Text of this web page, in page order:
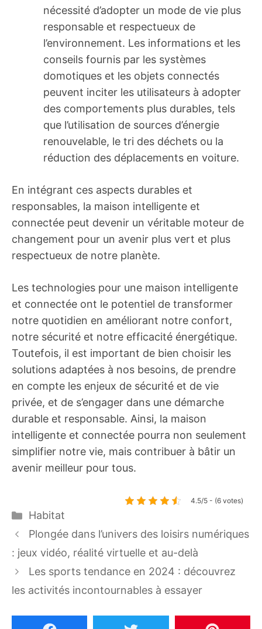
nécessité d’adopter un mode de vie plus
responsable et respectueux de
l’environnement. Les informations et les
conseils fournis par les systèmes
domotiques et les objets connectés
peuvent inciter les utilisateurs à adopter
des comportements plus durables, tels
que l’utilisation de sources d’énergie
renouvelable, le tri des déchets ou la
réduction des déplacements en voiture.
En intégrant ces aspects durables et
responsables, la maison intelligente et
connectée peut devenir un véritable moteur de
changement pour un avenir plus vert et plus
respectueux de notre planète.
Les technologies pour une maison intelligente
et connectée ont le potentiel de transformer
notre quotidien en améliorant notre confort,
notre sécurité et notre efficacité énergétique.
Toutefois, il est important de bien choisir les
solutions adaptées à nos besoins, de prendre
en compte les enjeux de sécurité et de vie
privée, et de s’engager dans une démarche
durable et responsable. Ainsi, la maison
intelligente et connectée pourra non seulement
simplifier notre vie, mais contribuer à bâtir un
avenir meilleur pour tous.
4.5/5 - (6 votes)
Catégories
Habitat
Plongée dans l’univers des loisirs numériques
: jeux vidéo, réalité virtuelle et au-delà
Les sports tendance en 2024 : découvrez
les activités incontournables à essayer